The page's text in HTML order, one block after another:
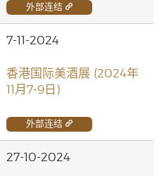
外部连结
7-11-2024
香港国际美酒展 (2024年
11月7-9日)
外部连结
27-10-2024